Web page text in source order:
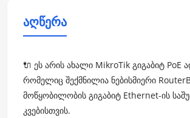
აღწერა
🔌 ეს არის ახალი MikroTik გიგაბიტ PoE
რომელიც შექმნილია ნებისმიერი
მოწყობილობის გიგაბიტ Ethernet-ის
კვებისთვის.